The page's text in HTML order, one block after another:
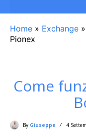
Home » Exchange »
Pionex
Come
By Giuseppe 4